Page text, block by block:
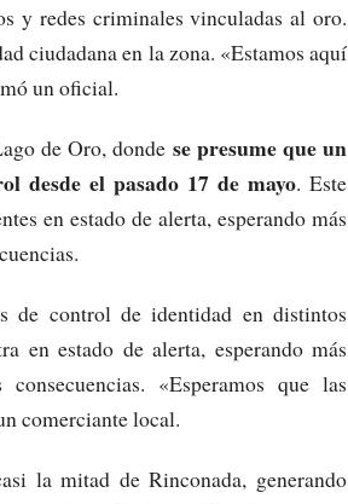
y redes criminales vinculadas al oro.
ciudadana en la zona. «Estamos aquí
un oficial.
de Oro, donde se presume que un
desde el pasado 17 de mayo. Este
en estado de alerta, esperando más
de control de identidad en distintos
en estado de alerta, esperando más
«Esperamos que las
comerciante local.
la mitad de Rinconada, generando